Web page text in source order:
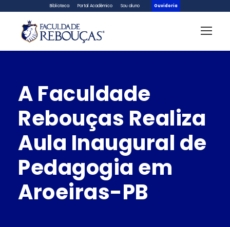
Biblioteca Portal Acadêmico Sou aluno Ouvidoria
A Faculdade
Rebouças Realiza
Aula Inaugural de
Pedagogia em
Aroeiras-PB